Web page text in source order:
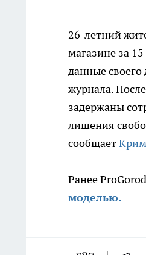
26-летний
магазине за
данные
журнала.
задержаны
лишения
сообщает
Ранее
моделью.